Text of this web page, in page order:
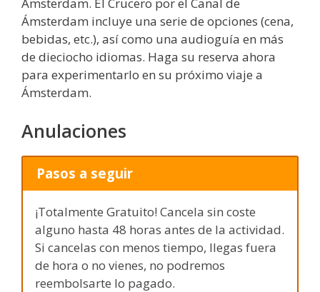
Ámsterdam. El Crucero por el Canal de
Ámsterdam incluye una serie de opciones (cena,
bebidas, etc.), así como una audioguía en más
de dieciocho idiomas. Haga su reserva ahora
para experimentarlo en su próximo viaje a
Ámsterdam.
Anulaciones
Pasos a seguir
¡Totalmente Gratuito! Cancela sin coste
alguno hasta 48 horas antes de la actividad.
Si cancelas con menos tiempo, llegas fuera
de hora o no vienes, no podremos
reembolsarte lo pagado.